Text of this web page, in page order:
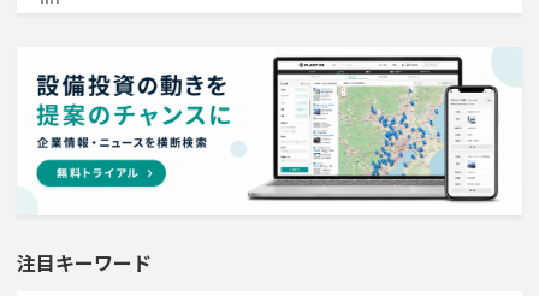
自動車関連工場のプロジェクト
新規雇用者数100名以上プロジェクト
年間設備投資額が100億円以上の企業一覧
注目キーワード